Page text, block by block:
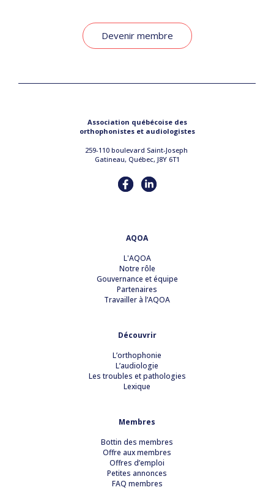
Devenir membre
Association québécoise des
orthophonistes et audiologistes
259-110 boulevard Saint-Joseph
Gatineau, Québec, J8Y 6T1
AQOA
L'AQOA
Notre rôle
Gouvernance et équipe
Partenaires
Travailler à l’AQOA
Découvrir
L’orthophonie
L’audiologie
Les troubles et pathologies
Lexique
Membres
Bottin des membres
Offre aux membres
Offres d’emploi
Petites annonces
FAQ membres